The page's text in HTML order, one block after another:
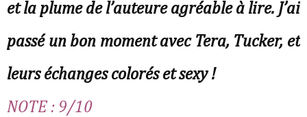
et la plume de l’auteure agréable à lire. J’ai
passé un bon moment avec Tera, Tucker, et
leurs échanges colorés et sexy !
NOTE : 9/10